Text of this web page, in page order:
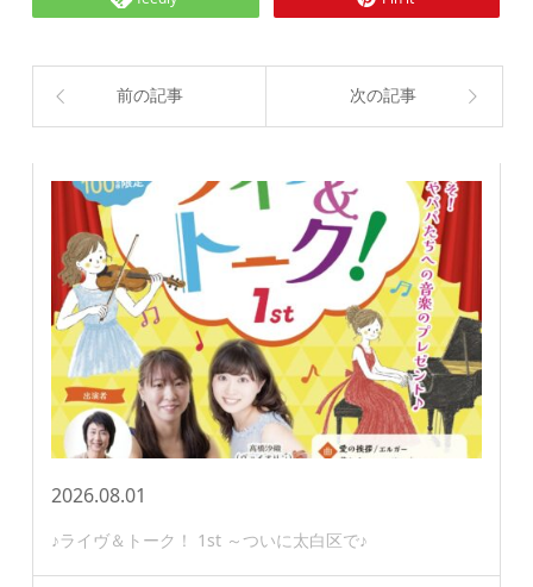
前の記事 次の記事
2026.08.01
♪ライヴ＆トーク！ 1st ～ついに太白区で♪